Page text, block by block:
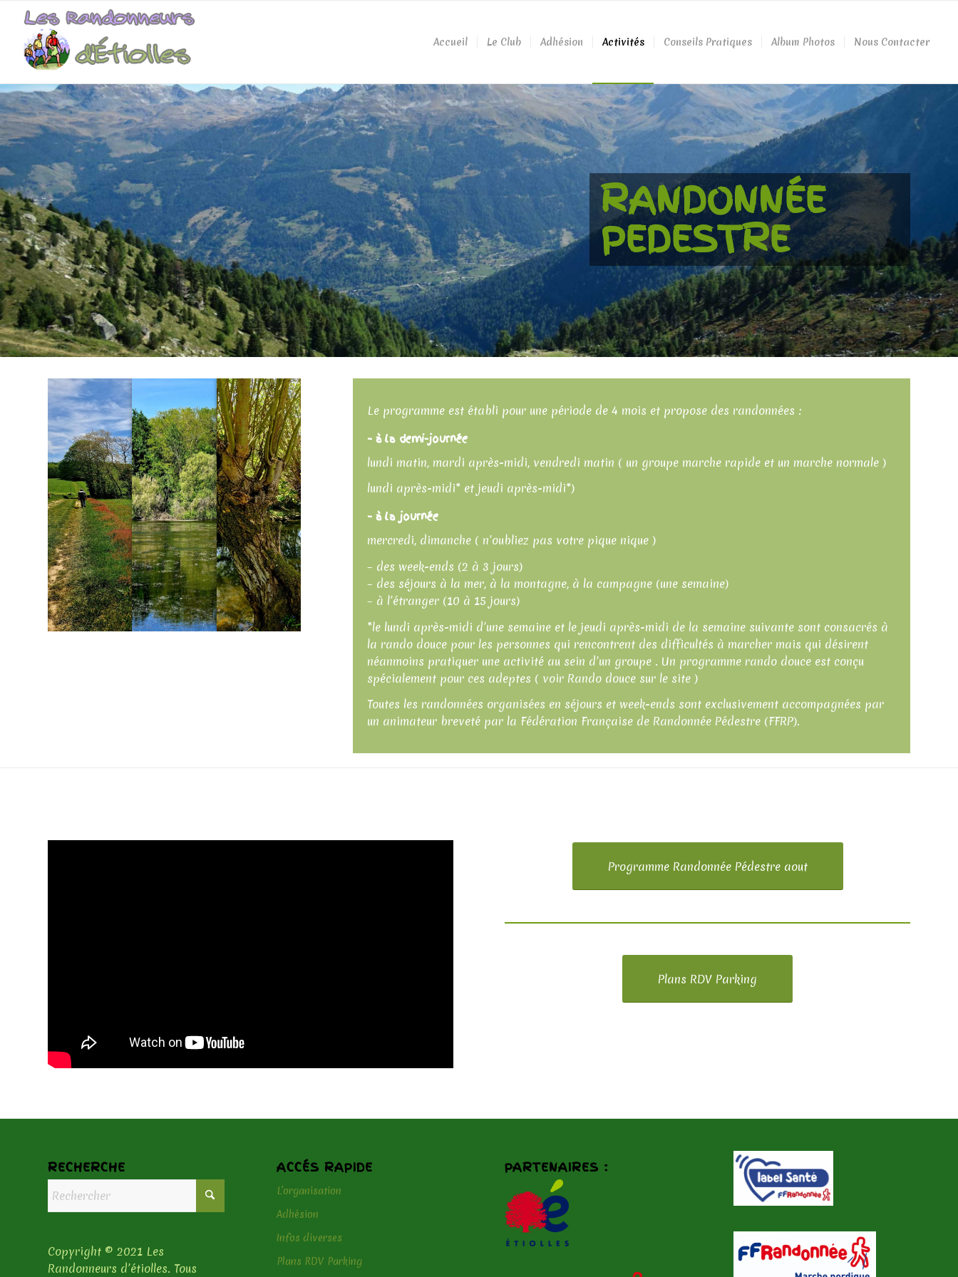
Accueil Le Club Adhésion Activités Conseils Pratiques Album Photos Nous Contacter
RANDONNÉE
PEDESTRE
Le programme est établi pour une période de 4 mois et propose des randonnées :
– à la demi-journée
lundi matin, mardi après-midi, vendredi matin ( un groupe marche rapide et un marche normale )
lundi après-midi* et jeudi après-midi*)
– à la journée
mercredi, dimanche ( n’oubliez pas votre pique nique )
– des week-ends (2 à 3 jours)
– des séjours à la mer, à la montagne, à la campagne (une semaine)
– à l’étranger (10 à 15 jours)
*le lundi après-midi d’une semaine et le jeudi après-midi de la semaine suivante sont consacrés à
la rando douce pour les personnes qui rencontrent des difficultés à marcher mais qui désirent
néanmoins pratiquer une activité au sein d’un groupe . Un programme rando douce est conçu
spécialement pour ces adeptes ( voir Rando doucesur le site )
Toutes les randonnées organisées en séjours et week-ends sont exclusivement accompagnées par
un animateur breveté par la Fédération Française de Randonnée Pédestre (FFRP).
Programme Randonnée Pédestre aout
Plans RDV Parking
RECHERCHE
Copyright © 2021 Les
Randonneurs d’étiolles. Tous
ACCÉS RAPIDE
L’organisation
Adhésion
Infos diverses
Plans RDV Parking
PARTENAIRES :